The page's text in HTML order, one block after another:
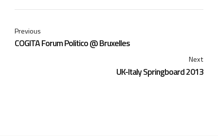
Previous
COGITA Forum Politico @ Bruxelles
Next
UK-Italy Springboard 2013